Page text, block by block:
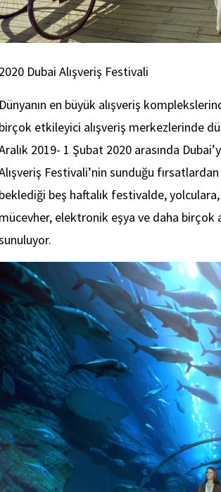
2020 Dubai Alışveriş Festivali
Dünyanın en büyük alışveriş
birçok etkileyici alışveriş merkezlerinde
2019- 1 Şubat 2020 arasında
Festivali’nin sunduğu
beklediği beş haftalık festivalde,
mücevher, elektronik eşya ve daha birçok